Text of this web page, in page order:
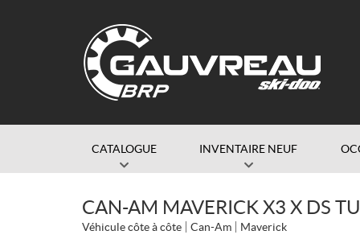
CATALOGUE INVENTAIRE NEUF
CAN-AM MAVERICK X3 X DS
Véhicule côte à côte Can-Am Maverick